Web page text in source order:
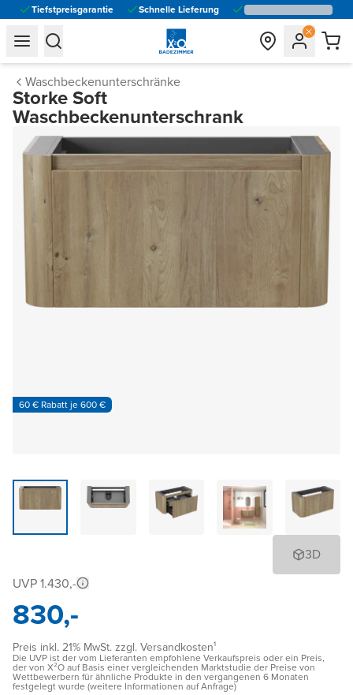
Tiefstpreisgarantie Schnelle Lieferung
general.navigation.toggle_menu.label
general.navigation.toggle_menu.label
Waschbeckenunterschränke
Storke Soft
Waschbeckenunterschrank
60 € Rabatt je 600 €
3D
UVP 1.430,-
830,-
Preis inkl. 21% MwSt. zzgl. Versandkosten¹
Die UVP ist der vom Lieferanten empfohlene Verkaufspreis oder ein Preis,
der von X²O auf Basis einer vergleichenden Marktstudie der Preise von
Wettbewerbern für ähnliche Produkte in den vergangenen 6 Monaten
festgelegt wurde (weitere Informationen auf Anfrage)